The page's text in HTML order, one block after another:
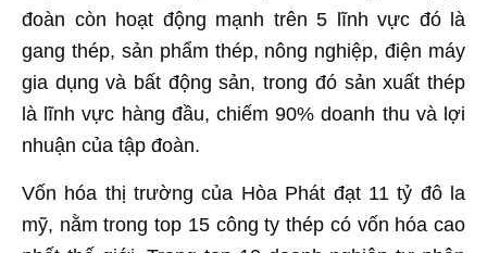
đoàn còn hoạt động mạnh trên 5 lĩnh vực đó là
gang thép, sản phẩm thép, nông nghiệp, điện máy
gia dụng và bất động sản, trong đó sản xuất thép
là lĩnh vực hàng đầu, chiếm 90% doanh thu và lợi
nhuận của tập đoàn.
Vốn hóa thị trường của Hòa Phát đạt 11 tỷ đô la
mỹ, nằm trong top 15 công ty thép có vốn hóa cao